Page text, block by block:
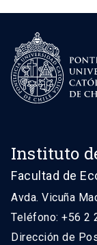
Instituto
Facultad de
Avda. Vicuña
Teléfono: +56 2
Dirección de